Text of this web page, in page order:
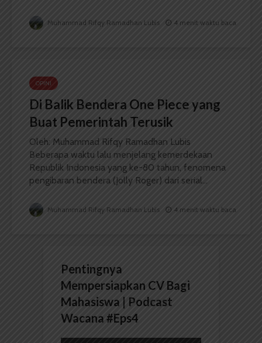
Muhammad Rifqy Ramadhan Lubis 4 menit waktu baca
OPINI
Di Balik Bendera One Piece yang
Buat Pemerintah Terusik
Oleh: Muhammad Rifqy Ramadhan Lubis
Beberapa waktu lalu menjelang kemerdekaan
Republik Indonesia yang ke-80 tahun, fenomena
pengibaran bendera (Jolly Roger) dari serial...
Muhammad Rifqy Ramadhan Lubis 4 menit waktu baca
Pentingnya
Mempersiapkan CV Bagi
Mahasiswa | Podcast
Wacana #Eps4